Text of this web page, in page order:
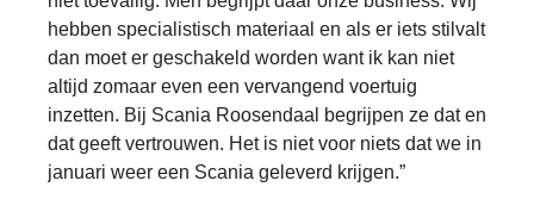
hebben specialistisch materiaal en als er iets stilvalt
dan moet er geschakeld worden want ik kan niet
altijd zomaar even een vervangend voertuig
inzetten. Bij Scania Roosendaal begrijpen ze dat en
dat geeft vertrouwen. Het is niet voor niets dat we in
januari weer een Scania geleverd krijgen.”